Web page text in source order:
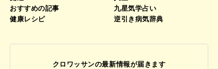
おすすめの記事
九星気学占い
健康レシピ
逆引き病気辞典
クロワッサンの最新情報が届きます